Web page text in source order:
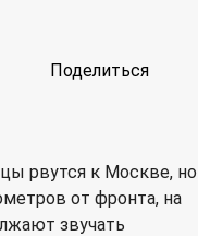
Поделиться
рвутся к Москве, но
от фронта, на
звучать